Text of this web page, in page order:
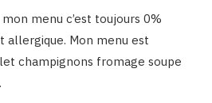
menu c’est toujours 0%
allergique. Mon menu est
champignons fromage soupe